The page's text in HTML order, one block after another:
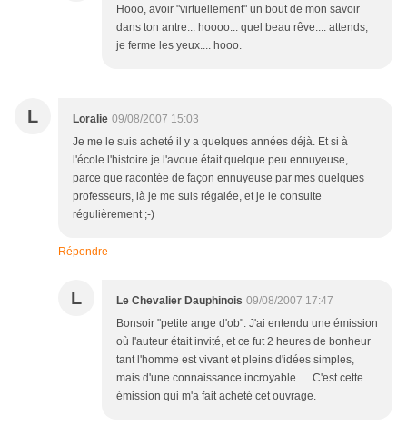
Hooo, avoir "virtuellement" un bout de mon savoir
dans ton antre... hoooo... quel beau rêve.... attends,
je ferme les yeux.... hooo.
L Loralie 09/08/2007 15:03
Je me le suis acheté il y a quelques années déjà. Et si à
l'école l'histoire je l'avoue était quelque peu ennuyeuse,
parce que racontée de façon ennuyeuse par mes quelques
professeurs, là je me suis régalée, et je le consulte
régulièrement ;-)
Répondre
L Le Chevalier Dauphinois 09/08/2007 17:47
Bonsoir "petite ange d'ob". J'ai entendu une émission
où l'auteur était invité, et ce fut 2 heures de bonheur
tant l'homme est vivant et pleins d'idées simples,
mais d'une connaissance incroyable..... C'est cette
émission qui m'a fait acheté cet ouvrage.